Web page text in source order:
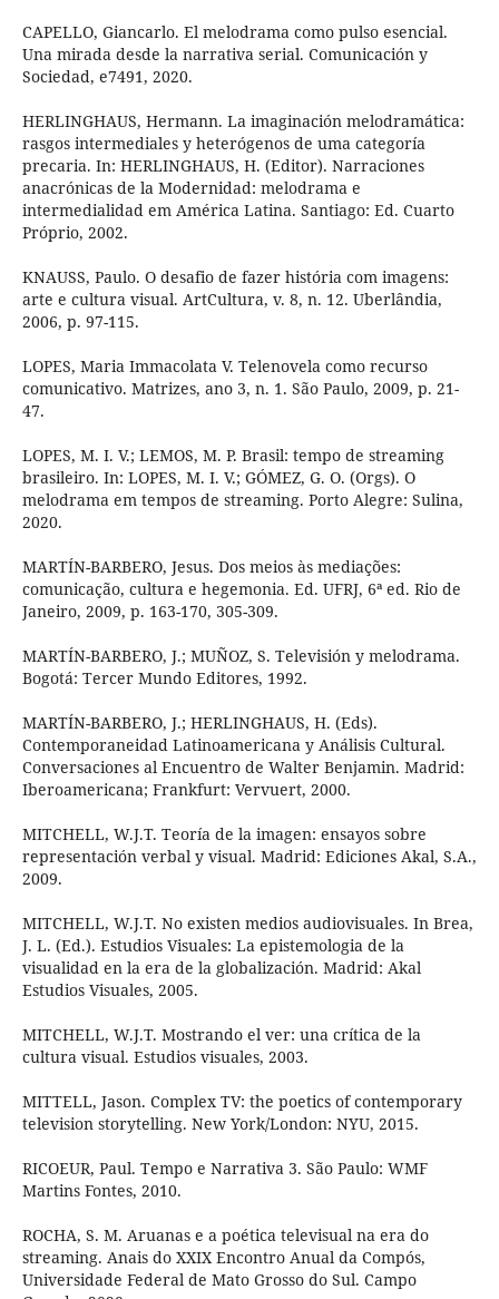
CAPELLO, Giancarlo. El melodrama como pulso esencial.
Una mirada desde la narrativa serial. Comunicación y
Sociedad, e7491, 2020.
HERLINGHAUS, Hermann. La imaginación melodramática:
rasgos intermediales y heterógenos de uma categoría
precaria. In: HERLINGHAUS, H. (Editor). Narraciones
anacrónicas de la Modernidad: melodrama e
intermedialidad em América Latina. Santiago: Ed. Cuarto
Próprio, 2002.
KNAUSS, Paulo. O desafio de fazer história com imagens:
arte e cultura visual. ArtCultura, v. 8, n. 12. Uberlândia,
2006, p. 97-115.
LOPES, Maria Immacolata V. Telenovela como recurso
comunicativo. Matrizes, ano 3, n. 1. São Paulo, 2009, p. 21-
47.
LOPES, M. I. V.; LEMOS, M. P. Brasil: tempo de streaming
brasileiro. In: LOPES, M. I. V.; GÓMEZ, G. O. (Orgs). O
melodrama em tempos de streaming. Porto Alegre: Sulina,
2020.
MARTÍN-BARBERO, Jesus. Dos meios às mediações:
comunicação, cultura e hegemonia. Ed. UFRJ, 6ª ed. Rio de
Janeiro, 2009, p. 163-170, 305-309.
MARTÍN-BARBERO, J.; MUÑOZ, S. Televisión y melodrama.
Bogotá: Tercer Mundo Editores, 1992.
MARTÍN-BARBERO, J.; HERLINGHAUS, H. (Eds).
Contemporaneidad Latinoamericana y Análisis Cultural.
Conversaciones al Encuentro de Walter Benjamin. Madrid:
Iberoamericana; Frankfurt: Vervuert, 2000.
MITCHELL, W.J.T. Teoría de la imagen: ensayos sobre
representación verbal y visual. Madrid: Ediciones Akal, S.A.,
2009.
MITCHELL, W.J.T. No existen medios audiovisuales. In Brea,
J. L. (Ed.). Estudios Visuales: La epistemologia de la
visualidad en la era de la globalización. Madrid: Akal
Estudios Visuales, 2005.
MITCHELL, W.J.T. Mostrando el ver: una crítica de la
cultura visual. Estudios visuales, 2003.
MITTELL, Jason. Complex TV: the poetics of contemporary
television storytelling. New York/London: NYU, 2015.
RICOEUR, Paul. Tempo e Narrativa 3. São Paulo: WMF
Martins Fontes, 2010.
ROCHA, S. M. Aruanas e a poética televisual na era do
streaming. Anais do XXIX Encontro Anual da Compós,
Universidade Federal de Mato Grosso do Sul. Campo